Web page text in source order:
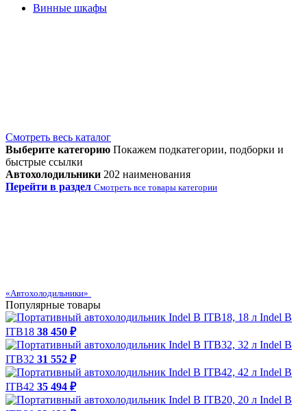
Винные шкафы
Смотреть весь каталог
Выберите категорию Покажем подкатегории, подборки и
быстрые ссылки
Автохолодильники 202 наименования
Перейти в раздел Смотреть все товары категории
«Автохолодильники»
Популярные товары
Indel B
ITB18 38 450 ₽
Indel B
ITB32 31 552 ₽
Indel B
ITB42 35 494 ₽
Indel B